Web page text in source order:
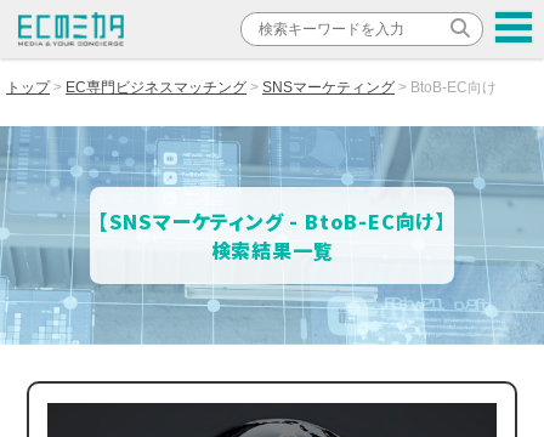
トップ EC専門ビジネスマッチング SNSマーケティング BtoB-EC向け
【SNSマーケティング - BtoB-EC向け】
検索結果一覧